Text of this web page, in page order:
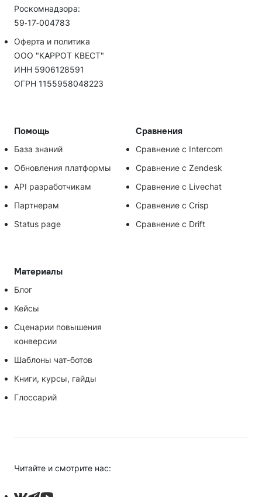
Помощь
База знаний
Обновления платформы
API разработчикам
Партнерам
Status page
Сравнения
Сравнение с Intercom
Сравнение с Zendesk
Сравнение с Livechat
Сравнение с Crisp
Сравнение с Drift
Материалы
Блог
Кейсы
Сценарии повышения
конверсии
Шаблоны чат-ботов
Книги, курсы, гайды
Глоссарий
Роскомнадзора:
59‑17‑004783
Оферта и политика
ООО "КАРРОТ КВЕСТ"
ИНН 5906128591
ОГРН 1155958048223
Читайте и смотрите нас: